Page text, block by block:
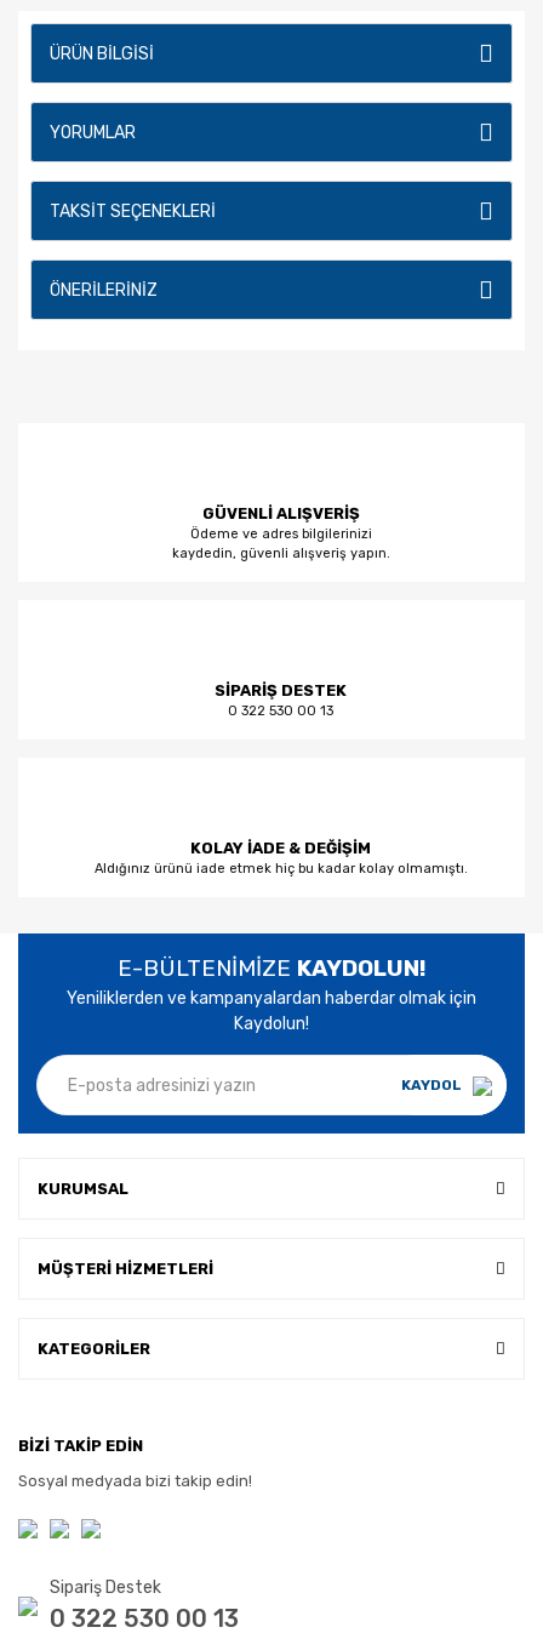
ÜRÜN BILGISI
YORUMLAR
TAKSIT SEÇENEKLERI
ÖNERILERINIZ
GÜVENLİ ALIŞVERİŞ
Ödeme ve adres bilgilerinizi
kaydedin, güvenli alışveriş yapın.
SİPARİŞ DESTEK
0 322 530 00 13
KOLAY İADE & DEĞİŞİM
Aldığınız ürünü iade etmek hiç bu kadar kolay olmamıştı.
E-BÜLTENİMİZE KAYDOLUN!
Yeniliklerden ve kampanyalardan haberdar olmak için
Kaydolun!
KAYDOL
KURUMSAL
MÜŞTERİ HİZMETLERİ
KATEGORİLER
BİZİ TAKİP EDİN
Sosyal medyada bizi takip edin!
Sipariş Destek
0 322 530 00 13